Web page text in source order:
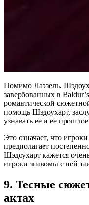
Помимо Лаэзель,
завербованных в
романтической
помощь Шэдоухарт,
узнавать ее и ее
Это означает, что
предполагает
Шэдоухарт кажется
игроки знакомы с ней
9. Тесные
актах